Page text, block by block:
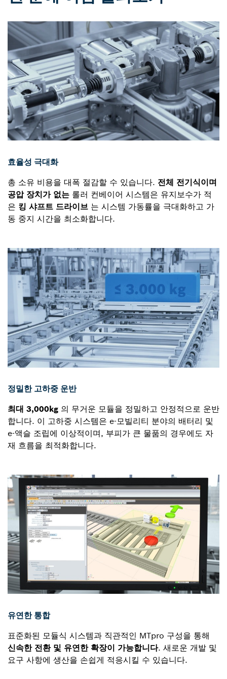
효율성 극대화
총 소유 비용을 대폭 절감할 수 있습니다. 전체 전기식이며
공압 장치가 없는 롤러 컨베이어 시스템은 유지보수가 적
은 킹 샤프트 드라이브 는 시스템 가동률을 극대화하고 가
동 중지 시간을 최소화합니다.
정밀한 고하중 운반
최대 3,000kg 의 무거운 모듈을 정밀하고 안정적으로 운반
합니다. 이 고하중 시스템은 e-모빌리티 분야의 배터리 및
e-액슬 조립에 이상적이며, 부피가 큰 물품의 경우에도 자
재 흐름을 최적화합니다.
유연한 통합
표준화된 모듈식 시스템과 직관적인 MTpro 구성을 통해
신속한 전환 및 유연한 확장이 가능합니다. 새로운 개발 및
요구 사항에 생산을 손쉽게 적응시킬 수 있습니다.